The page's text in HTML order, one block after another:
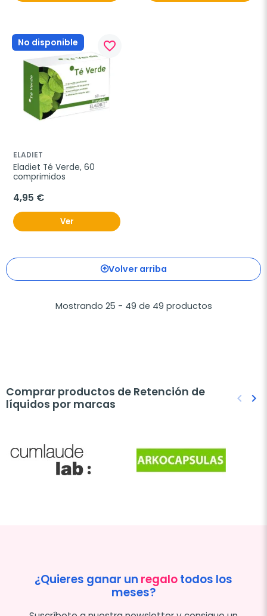
No disponible favorite_border
ELADIET
Eladiet Té Verde, 60
comprimidos
4,95 €
Ver
Volver arriba
Mostrando 25 - 49 de 49 productos
Comprar productos de Retención de
líquidos por marcas
keyboard_arrow_left keyboard_arrow_right
¿Quieres ganar un regalotodos los
meses?